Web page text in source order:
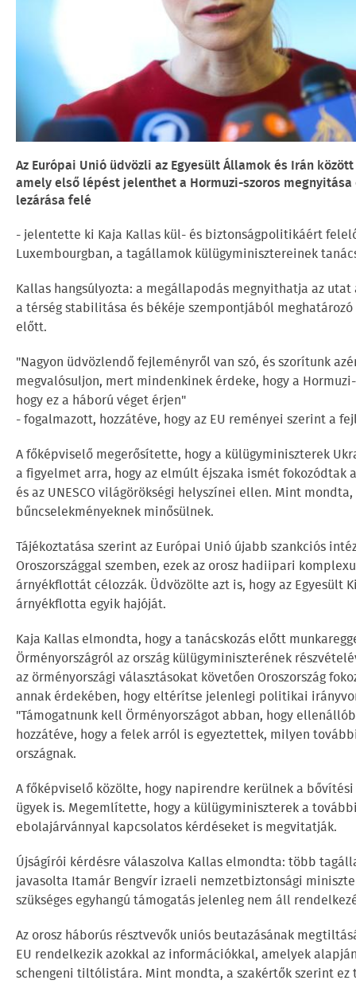
Az Európai Unió üdvözli az Egyesült Államok és Irán
amely első lépést jelenthet a Hormuzi-szoros
lezárása felé
- jelentette ki Kaja Kallas kül- és biztonságpolitikáért
Luxembourgban, a tagállamok külügyminisztereinek
Kallas hangsúlyozta: a megállapodás megnyithatja az
a térség stabilitása és békéje szempontjából
előtt.
"Nagyon üdvözlendő fejleményről van szó, és szorítunk
megvalósuljon, mert mindenkinek érdeke, hogy a
hogy ez a háború véget érjen"
- fogalmazott, hozzátéve, hogy az EU reményei szerint a
A főképviselő megerősítette, hogy a külügyminiszterek
a figyelmet arra, hogy az elmúlt éjszaka ismét fokozódtak
és az UNESCO világörökségi helyszínei ellen. Mint
bűncselekményeknek minősülnek.
Tájékoztatása szerint az Európai Unió újabb szankciós
Oroszországgal szemben, ezek az orosz hadiipari
árnyékflottát célozzák. Üdvözölte azt is, hogy az Egyesült
árnyékflotta egyik hajóját.
Kaja Kallas elmondta, hogy a tanácskozás előtt
Örményországról az ország külügyminiszterének
az örményországi választásokat követően Oroszország
annak érdekében, hogy eltérítse jelenlegi politikai
"Támogatnunk kell Örményországot abban, hogy
hozzátéve, hogy a felek arról is egyeztettek, milyen
országnak.
A főképviselő közölte, hogy napirendre kerülnek a
ügyek is. Megemlítette, hogy a külügyminiszterek a
ebolajárvánnyal kapcsolatos kérdéseket is megvitatják.
Újságírói kérdésre válaszolva Kallas elmondta: több
javasolta Itamár Bengvír izraeli nemzetbiztonsági
szükséges egyhangú támogatás jelenleg nem áll
Az orosz háborús résztvevők uniós beutazásának
EU rendelkezik azokkal az információkkal, amelyek
schengeni tiltólistára. Mint mondta, a szakértők szerint